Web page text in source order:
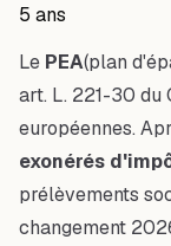
5 ans
Le PEA(plan
art. L. 221-30 du
européennes.
exonérés
prélèvements
changement